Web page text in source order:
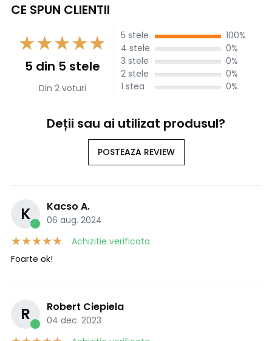
CE SPUN CLIENTII
5 din 5 stele
Din 2 voturi
5 stele
100%
4 stele
0%
3 stele
0%
2 stele
0%
1 stea
0%
Deții sau ai utilizat produsul?
POSTEAZA REVIEW
K Kacso A.
06 aug. 2024
Achizitie verificata
Foarte ok!
R Robert Ciepiela
04 dec. 2023